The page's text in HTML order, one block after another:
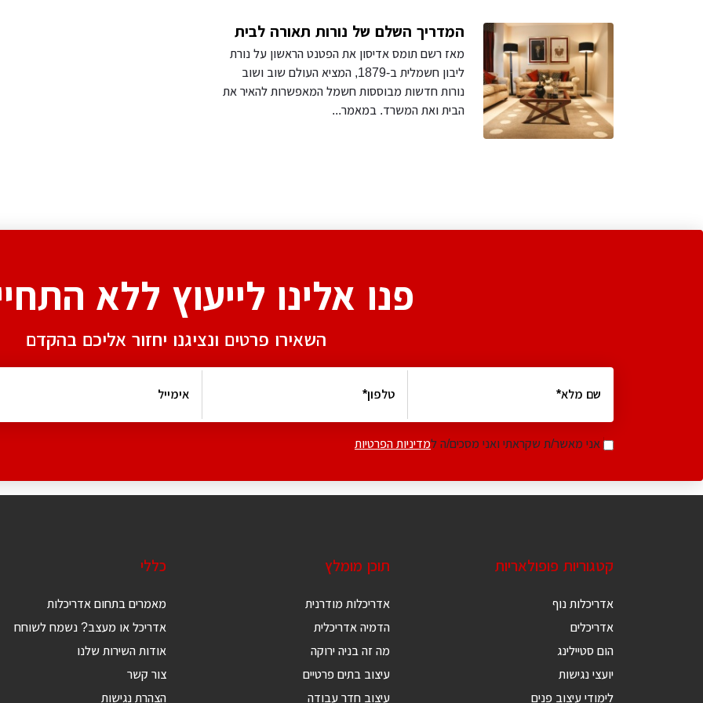
המדריך השלם של נורות תאורה לבית
מאז רשם תומס אדיסון את הפטנט הראשון על נורת
ליבון חשמלית ב-1879, המציא העולם שוב ושוב
נורות חדשות מבוססות חשמל המאפשרות להאיר את
הבית ואת המשרד. במאמר...
פנו אלינו לייעוץ ללא
השאירו פרטים ונציגנו יחזור אליכם בהקדם
אני מאשר/ת שקראתי ואני מסכים/ה למדיניות הפרטיות
קטגוריות פופולאריות
אדריכלות נוף
אדריכלים
הום סטיילינג
יועצי נגישות
לימודי עיצוב פנים
תוכן מומלץ
אדריכלות מודרנית
הדמיה אדריכלית
מה זה בניה ירוקה
עיצוב בתים פרטיים
עיצוב חדר עבודה
כללי
מאמרים בתחום אדריכלות
אדריכל או מעצב? נשמח לשוחח
אודות השירות שלנו
צור קשר
הצהרת נגישות